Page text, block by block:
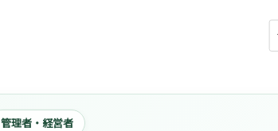
管理者・経営者